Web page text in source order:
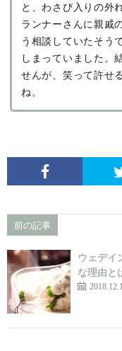
と、わさび入りの外
ランナーさんに親戚
う相談していたそう
しまっていました。
せんが、笑って許せ
ね。
前の記事
ウェデイ
な理由と